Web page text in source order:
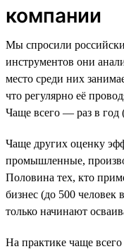
компании
Мы спросили
инструментов они
место среди них
что регулярно её
Чаще всего — раз в год
Чаще других оценку
промышленные,
Половина тех, кто
бизнес (до 500 человек
только начинают
На практике чаще